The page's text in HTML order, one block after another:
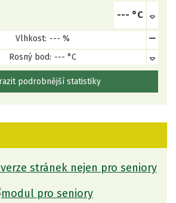
--- °C
Vlhkost: --- %
Rosný bod: --- °C
podrobnější statistiky
stránek nejen pro seniory